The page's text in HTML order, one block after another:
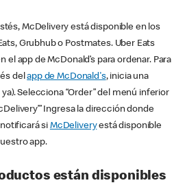
McDelivery está disponible en los
Grubhub o Postmates. Uber Eats
app de McDonald’s para ordenar. Para
delapp de McDonald's, inicia una
Selecciona “Order” del menú inferior
Ingresa la dirección donde
si McDeliveryestá disponible
app.
están disponibles